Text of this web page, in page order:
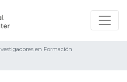
en Formación